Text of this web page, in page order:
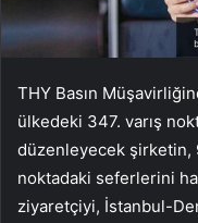
THY Basın
ülkedeki 347. varış
düzenleyecek şirketin,
noktadaki seferlerini
ziyaretçiyi, İstanbul-